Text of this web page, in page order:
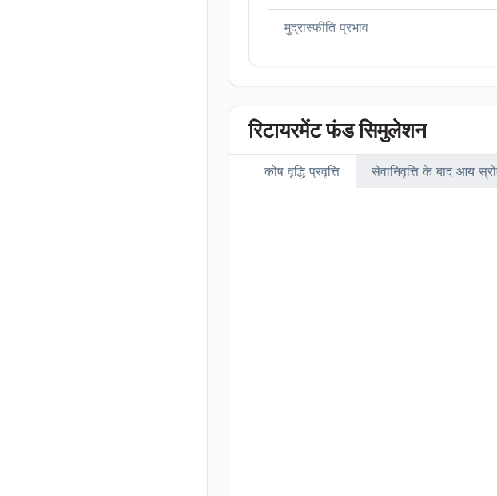
मुद्रास्फीति प्रभाव
रिटायरमेंट फंड सिमुलेशन
कोष वृद्धि प्रवृत्ति सेवानिवृत्ति के बाद आय